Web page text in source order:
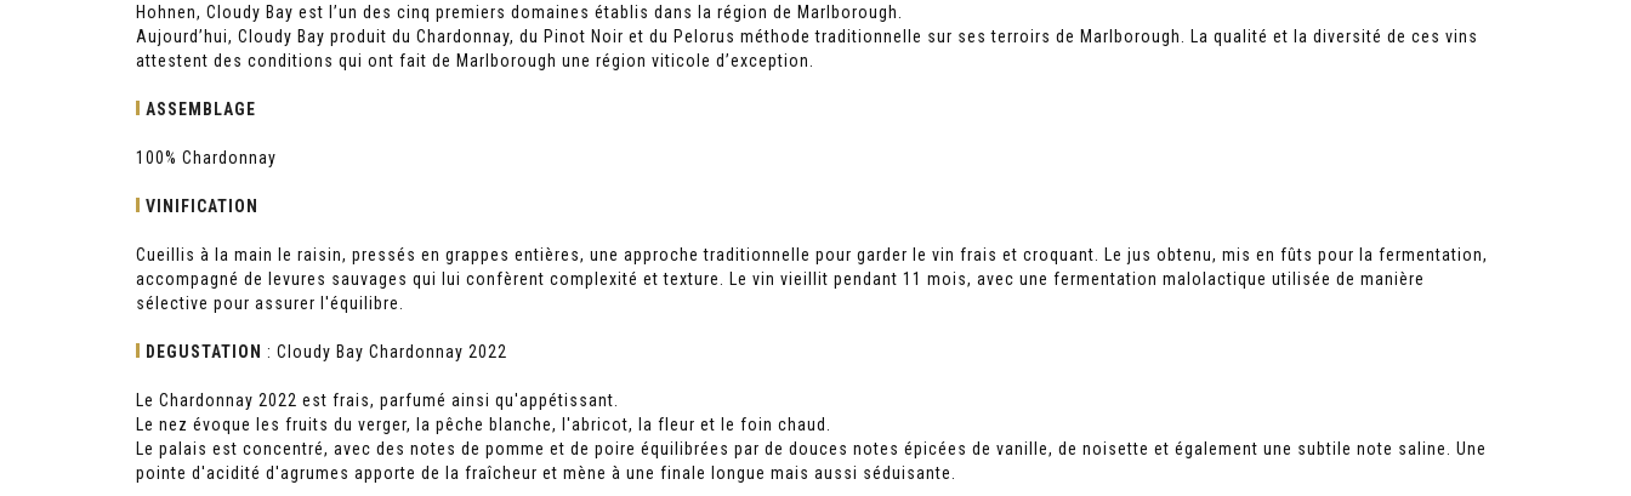
Hohnen, Cloudy Bay est l’un des cinq premiers domaines établis dans la région de Marlborough.
Aujourd’hui, Cloudy Bay produit du Chardonnay, du Pinot Noir et du Pelorus méthode traditionnelle sur ses terroirs de Marlborough. La qualité et la diversité de ces vins
attestent des conditions qui ont fait de Marlborough une région viticole d’exception.
ASSEMBLAGE
100% Chardonnay
VINIFICATION
Cueillis à la main le raisin, pressés en grappes entières, une approche traditionnelle pour garder le vin frais et croquant. Le jus obtenu, mis en fûts pour la fermentation,
accompagné de levures sauvages qui lui confèrent complexité et texture. Le vin vieillit pendant 11 mois, avec une fermentation malolactique utilisée de manière
sélective pour assurer l'équilibre.
DEGUSTATION : Cloudy Bay Chardonnay 2022
Le Chardonnay 2022 est frais, parfumé ainsi qu'appétissant.
Le nez évoque les fruits du verger, la pêche blanche, l'abricot, la fleur et le foin chaud.
Le palais est concentré, avec des notes de pomme et de poire équilibrées par de douces notes épicées de vanille, de noisette et également une subtile note saline. Une
pointe d'acidité d'agrumes apporte de la fraîcheur et mène à une finale longue mais aussi séduisante.